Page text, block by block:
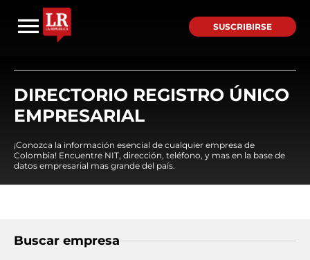
SUSCRIBIRSE
DIRECTORIO REGISTRO ÚNICO
EMPRESARIAL
¡Conozca la información esencial de cualquier empresa de
Colombia! Encuentre NIT, dirección, teléfono, y mas en la base de
datos empresarial mas grande del país.
Buscar empresa